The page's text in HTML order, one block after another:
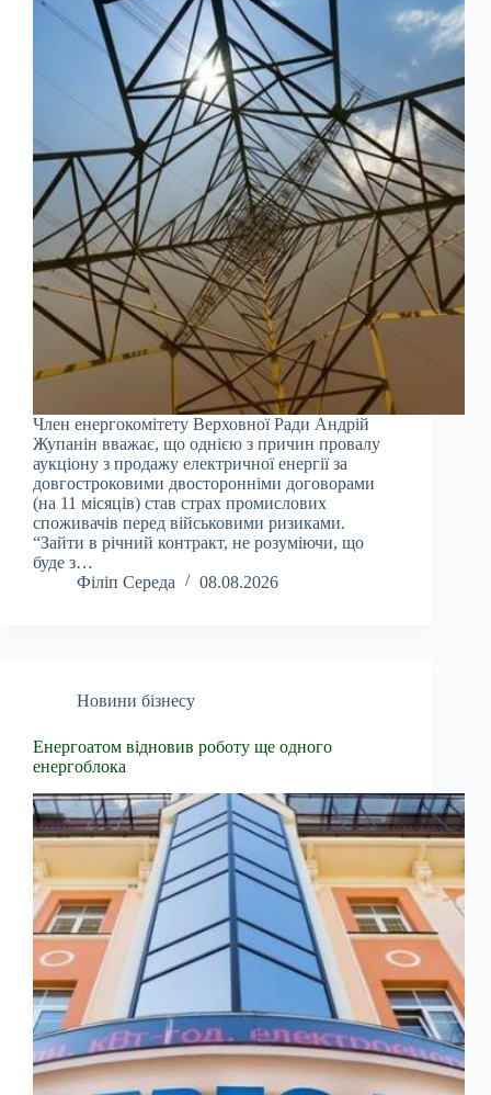
Член енергокомітету Верховної Ради Андрій
Жупанін вважає, що однією з причин провалу
аукціону з продажу електричної енергії за
довгостроковими двосторонніми договорами
(на 11 місяців) став страх промислових
споживачів перед військовими ризиками.
“Зайти в річний контракт, не розуміючи, що
буде з…
Філіп Середа
08.08.2026
Новини бізнесу
Енергоатом відновив роботу ще одного
енергоблока